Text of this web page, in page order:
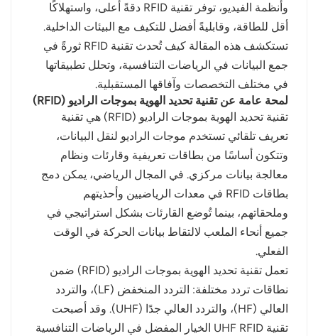
Tiếng Việt
Indonesia
norsk
magyar
وأنظمة الفيديو، توفر تقنية RFID دقةً أعلى، واستهلاكًا
أقل للطاقة، وقابليةً أفضل للتكيف مع البيئات الداخلية.
تستكشف هذه المقالة كيف تُحدث تقنية RFID ثورةً في
جمع البيانات في الرياضات التنافسية، وتحلل تطبيقاتها
في مختلف التخصصات وآفاقها المستقبلية.
لمحة عامة عن تقنية تحديد الهوية بموجات الراديو (RFID)
تقنية تحديد الهوية بموجات الراديو (RFID) هي تقنية
تعريف تلقائي تستخدم موجات الراديو لنقل البيانات،
وتتكون أساسًا من بطاقات تعريفية وقارئات ونظام
معالجة بيانات مركزي. في المجال الرياضي، يمكن دمج
بطاقات RFID في معدات الرياضيين وأحذيتهم
وملحقاتهم، بينما تُوضع القارئات بشكل استراتيجي في
جميع أنحاء الملعب لالتقاط بيانات الحركة في الوقت
الفعلي.
تعمل تقنية تحديد الهوية بموجات الراديو (RFID) ضمن
نطاقات تردد مختلفة: التردد المنخفض (LF)، والتردد
العالي (HF)، والتردد العالي جدًا (UHF). وقد أصبحت
تقنية UHF RFID الخيار المفضل في الرياضات التنافسية